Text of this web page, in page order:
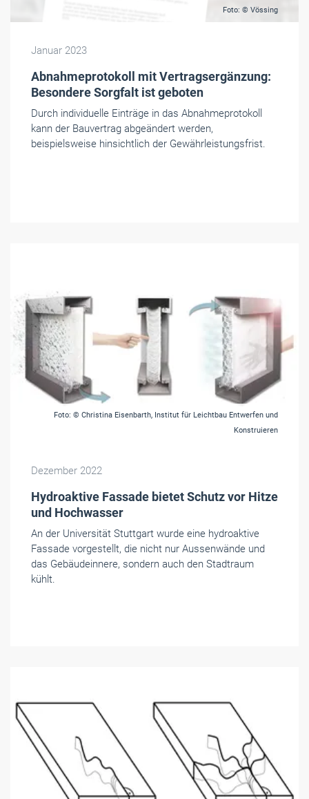
Foto: © Vössing
Januar 2023
Abnahmeprotokoll mit Vertragsergänzung:
Besondere Sorgfalt ist geboten
Durch individuelle Einträge in das Abnahmeprotokoll
kann der Bauvertrag abgeändert werden,
beispielsweise hinsichtlich der Gewährleistungsfrist.
Foto: © Christina Eisenbarth, Institut für Leichtbau Entwerfen und
Konstruieren
Dezember 2022
Hydroaktive Fassade bietet Schutz vor Hitze
und Hochwasser
An der Universität Stuttgart wurde eine hydroaktive
Fassade vorgestellt, die nicht nur Aussenwände und
das Gebäudeinnere, sondern auch den Stadtraum
kühlt.